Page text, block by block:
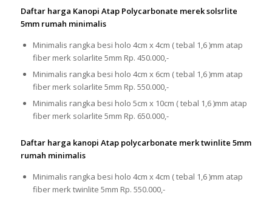
Daftar harga Kanopi Atap Polycarbonate merek solsrlite
5mm rumah minimalis
Minimalis rangka besi holo 4cm x 4cm ( tebal 1,6 )mm atap
fiber merk solarlite 5mm Rp. 450.000,-
Minimalis rangka besi holo 4cm x 6cm ( tebal 1,6 )mm atap
fiber merk solarlite 5mm Rp. 550.000,-
Minimalis rangka besi holo 5cm x 10cm ( tebal 1,6 )mm atap
fiber merk solarlite 5mm Rp. 650.000,-
Daftar harga kanopi Atap polycarbonate merk twinlite 5mm
rumah minimalis
Minimalis rangka besi holo 4cm x 4cm ( tebal 1,6 )mm atap
fiber merk twinlite 5mm Rp. 550.000,-